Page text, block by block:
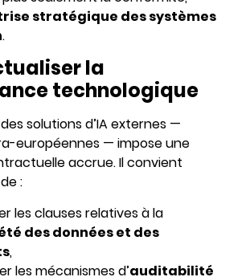
stratégique des systèmes
.
la
technologique
solutions d’IA externes —
européennes — impose une
accrue. Il convient
:
les clauses relatives à la
des données et des
,
les mécanismes d’auditabilité